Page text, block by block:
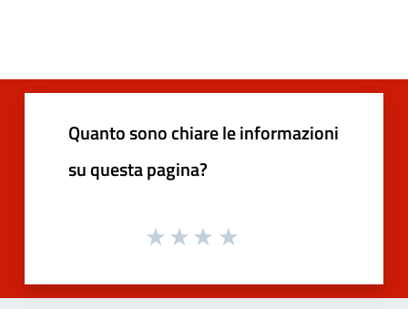
Quanto sono chiare le informazioni
su questa pagina?